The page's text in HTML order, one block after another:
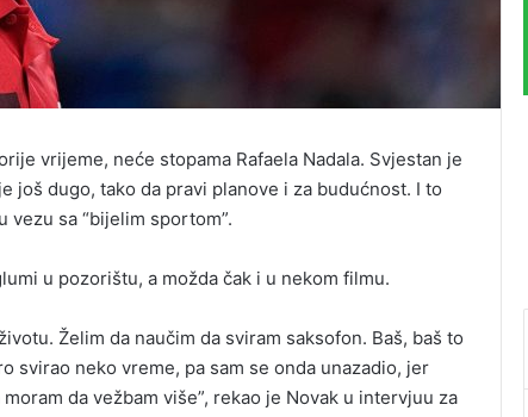
vrijeme, neće stopama Rafaela Nadala. Svjestan je
još dugo, tako da pravi planove i za budućnost. I to
sa “bijelim sportom”.
u pozorištu, a možda čak i u nekom filmu.
Želim da naučim da sviram saksofon. Baš, baš to
svirao neko vreme, pa sam se onda unazadio, jer
da vežbam više”, rekao je Novak u intervjuu za